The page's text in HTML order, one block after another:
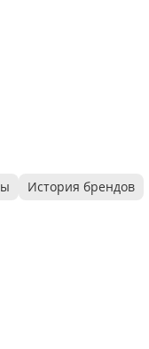
История брендов